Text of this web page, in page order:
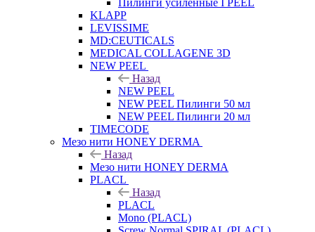
Пилинги усиленные I PEEL
KLAPP
LEVISSIME
MD:CEUTICALS
MEDICAL COLLAGENE 3D
NEW PEEL
Назад
NEW PEEL
NEW PEEL Пилинги 50 мл
NEW PEEL Пилинги 20 мл
TIMECODE
Мезо нити HONEY DERMA
Назад
Мезо нити HONEY DERMA
PLACL
Назад
PLACL
Mono (PLACL)